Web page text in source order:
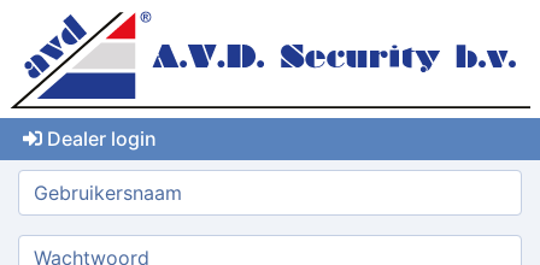
Dealer login
Gebruikersnaam:
Wachtwoord: